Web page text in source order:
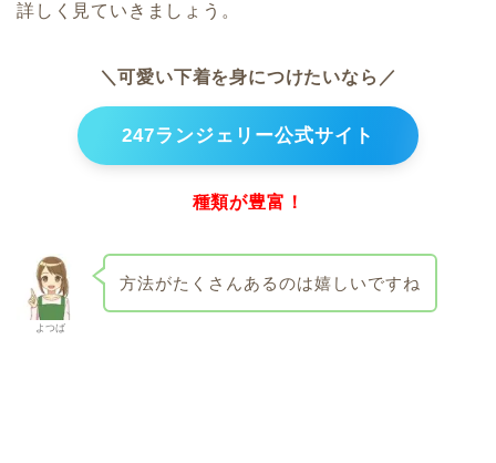
詳しく見ていきましょう。
＼可愛い下着を身につけたいなら／
247ランジェリー公式サイト
種類が豊富！
よつば
方法がたくさんあるのは嬉しいですね